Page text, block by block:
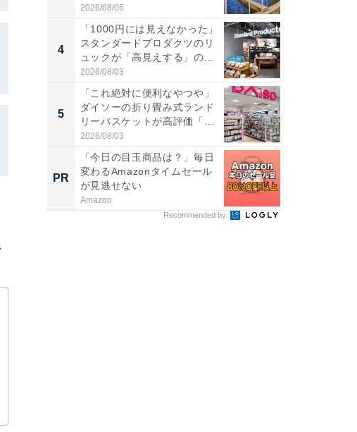
帰...
2026/08/06
4
「1000円には見えなかった」
スタンダードプロダクツのリ
ュックが「高見えする」の...
2026/08/03
5
「これ絶対に便利なやつや」
ダイソーの折り畳み式ランド
リーバスケットが高評価「使
わ...
2026/08/03
PR
「今日の目玉商品は？」毎日
変わるAmazonタイムセール
が見逃せない
Amazon
Recommended by